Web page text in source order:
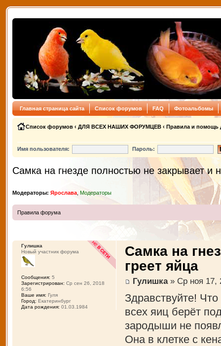
Главная страница сайта Список форумов FAQ Фотоальбомы
Список форумов ‹ ДЛЯ ВСЕХ НАШИХ ФОРУМЦЕВ ‹ Правила и помощь
Имя пользователя: Пароль:
Самка на гнезде полностью не закрывает и
Модераторы: Ярослава, Модераторы
Правила форума
Самка на
греет яйца
Гулишка» Ср ноя 17,
Здравствуйте!
всех яиц берёт
зародыши не
Она в клетке с
Гулишка
Новый участник форума
Сообщения: 5
Зарегистрирован: Ср сен 26, 2018
6:56
Ваше имя: Гуля
Город: Екатеринбург
Дата рождения: 01.03.1984